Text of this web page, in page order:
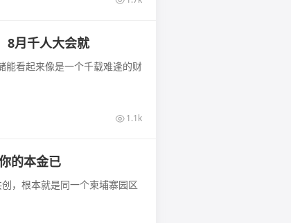
8月千人大会就
看起来像是一个千载难逢的财
1.1k
的本金已
，根本就是同一个柬埔寨园区